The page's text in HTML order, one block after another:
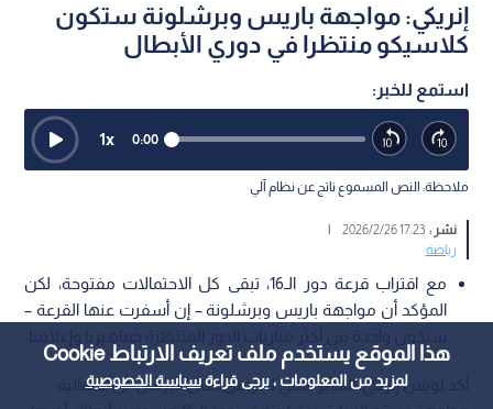
هذا الموقع يستخدم ملف تعريف الارتباط Cookie
لمزيد من المعلومات ، يرجى قراءةسياسة الخصوصية
إنريكي: مواجهة باريس وبرشلونة ستكون
كلاسيكو منتظرا في دوري الأبطال
استمع للخبر:
0:00
1x
ملاحظة: النص المسموع ناتج عن نظام آلي
نشر :17:23 2026/2/26
|
رياضة
مع اقتراب قرعة دور الـ16، تبقى كل الاحتمالات مفتوحة، لكن
المؤكد أن مواجهة باريس وبرشلونة – إن أسفرت عنها القرعة –
أكد لويس إنريكي، المدير الفني لـباريس سان جيرمان، أن احتمالية